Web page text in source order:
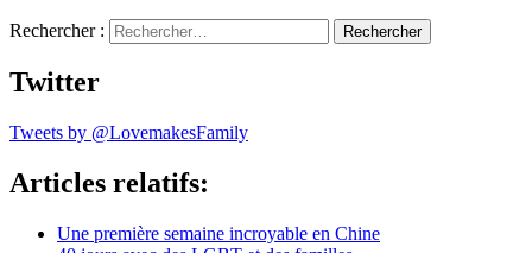
Rechercher :
Twitter
Tweets by @LovemakesFamily
Articles relatifs:
Une première semaine incroyable en Chine